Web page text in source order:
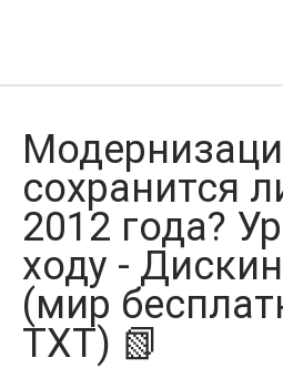
сохранится
2012 года?
ходу -
(мир
TXT) 📗